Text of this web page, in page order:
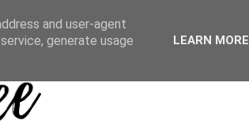
and user-agent
generate usage
LEARN MORE